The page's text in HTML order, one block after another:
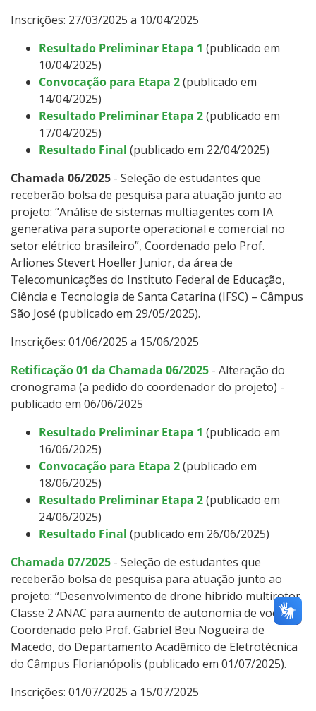
Inscrições: 27/03/2025 a 10/04/2025
Resultado Preliminar Etapa 1 (publicado em
10/04/2025)
Convocação para Etapa 2(publicado em
14/04/2025)
Resultado Preliminar Etapa 2(publicado em
17/04/2025)
Resultado Final (publicado em 22/04/2025)
Chamada 06/2025 - Seleção de estudantes que
receberão bolsa de pesquisa para atuação junto ao
projeto: “Análise de sistemas multiagentes com IA
generativa para suporte operacional e comercial no
setor elétrico brasileiro”, Coordenado pelo Prof.
Arliones Stevert Hoeller Junior, da área de
Telecomunicações do Instituto Federal de Educação,
Ciência e Tecnologia de Santa Catarina (IFSC) – Câmpus
São José (publicado em 29/05/2025).
Inscrições: 01/06/2025 a 15/06/2025
Retificação 01 da Chamada 06/2025 - Alteração do
cronograma (a pedido do coordenador do projeto) -
publicado em 06/06/2025
Resultado Preliminar Etapa 1 (publicado em
16/06/2025)
Convocação para Etapa 2(publicado em
18/06/2025)
Resultado Preliminar Etapa 2(publicado em
24/06/2025)
Resultado Final (publicado em 26/06/2025)
Chamada 07/2025 - Seleção de estudantes que
receberão bolsa de pesquisa para atuação junto ao
projeto: “Desenvolvimento de drone híbrido multirotor
Classe 2 ANAC para aumento de autonomia de voo”,
Coordenado pelo Prof. Gabriel Beu Nogueira de
Macedo, do Departamento Acadêmico de Eletrotécnica
do Câmpus Florianópolis (publicado em 01/07/2025).
Inscrições: 01/07/2025 a 15/07/2025